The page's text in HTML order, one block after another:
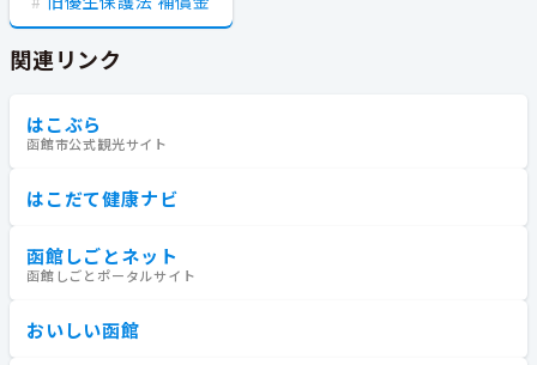
関連リンク
はこぶら
函館市公式観光サイト
はこだて健康ナビ
函館しごとネット
函館しごとポータルサイト
おいしい函館